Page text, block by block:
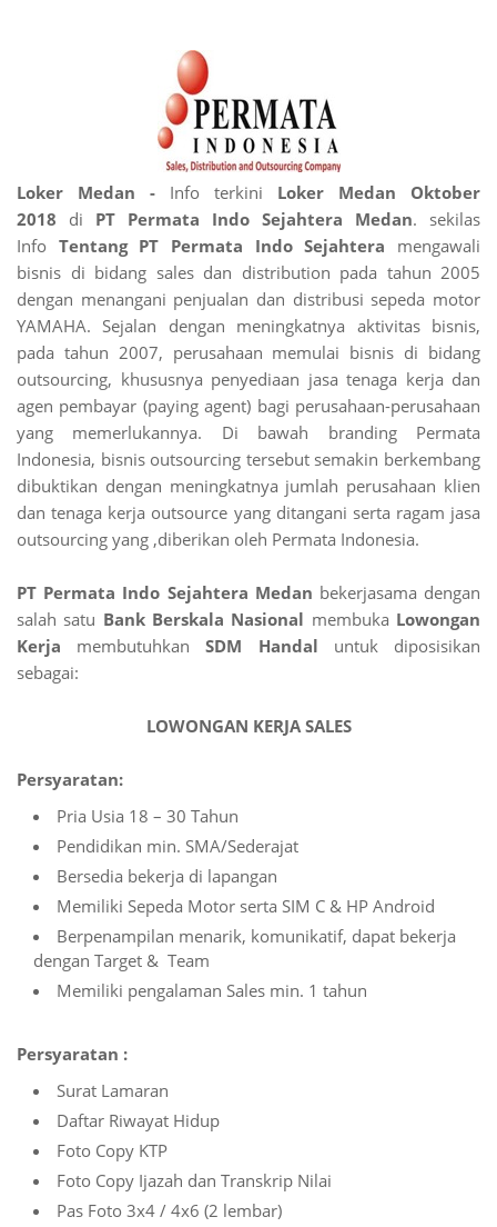
Loker Medan - Info terkini Loker Medan Oktober
2018 di PT Permata Indo Sejahtera Medan. sekilas
Info Tentang PT Permata Indo Sejahtera mengawali
bisnis di bidang sales dan distribution pada tahun 2005
dengan menangani penjualan dan distribusi sepeda motor
YAMAHA. Sejalan dengan meningkatnya aktivitas bisnis,
pada tahun 2007, perusahaan memulai bisnis di bidang
outsourcing, khususnya penyediaan jasa tenaga kerja dan
agen pembayar (paying agent) bagi perusahaan-perusahaan
yang memerlukannya. Di bawah branding Permata
Indonesia, bisnis outsourcing tersebut semakin berkembang
dibuktikan dengan meningkatnya jumlah perusahaan klien
dan tenaga kerja outsource yang ditangani serta ragam jasa
outsourcing yang ,diberikan oleh Permata Indonesia.
PT Permata Indo Sejahtera Medan bekerjasama dengan
salah satu Bank Berskala Nasional membuka Lowongan
Kerja membutuhkanSDM Handal untuk diposisikan
sebagai:
LOWONGAN KERJA SALES
Persyaratan:
Pria Usia 18 – 30 Tahun
Pendidikan min. SMA/Sederajat
Bersedia bekerja di lapangan
Memiliki Sepeda Motor serta SIM C & HP Android
Berpenampilan menarik, komunikatif, dapat bekerja
dengan Target & Team
Memiliki pengalaman Sales min. 1 tahun
Persyaratan :
Surat Lamaran
Daftar Riwayat Hidup
Foto Copy KTP
Foto Copy Ijazah dan Transkrip Nilai
Pas Foto 3x4 / 4x6 (2 lembar)